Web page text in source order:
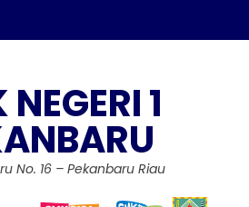
1
No. 16 – Pekanbaru Riau